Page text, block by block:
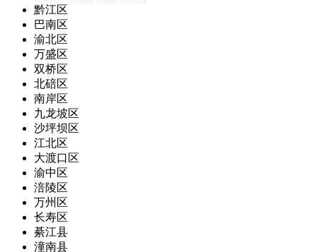
黔江区
巴南区
渝北区
万盛区
双桥区
北碚区
南岸区
九龙坡区
沙坪坝区
江北区
大渡口区
渝中区
涪陵区
万州区
长寿区
綦江县
潼南县